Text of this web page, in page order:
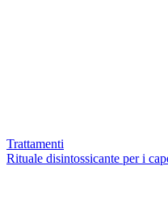
Trattamenti
Rituale disintossicante per i